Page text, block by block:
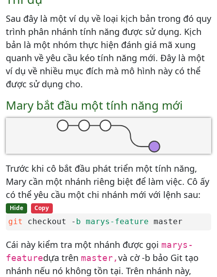
Sau đây là một ví dụ về loại kịch bản trong đó quy
trình phân nhánh tính năng được sử dụng. Kịch
bản là một nhóm thực hiện đánh giá mã xung
quanh về yêu cầu kéo tính năng mới. Đây là một
ví dụ về nhiều mục đích mà mô hình này có thể
được sử dụng cho.
Mary bắt đầu một tính năng mới
Trước khi cô bắt đầu phát triển một tính năng,
Mary cần một nhánh riêng biệt để làm việc. Cô ấy
có thể yêu cầu một chi nhánh mới với lệnh sau:
Hide Copy
git checkout - b marys-feature master
Cái này kiểm tra một nhánh được gọi marys-
featuredựa trên master,và cờ -b bảo Git tạo
nhánh nếu nó không tồn tại. Trên nhánh này,